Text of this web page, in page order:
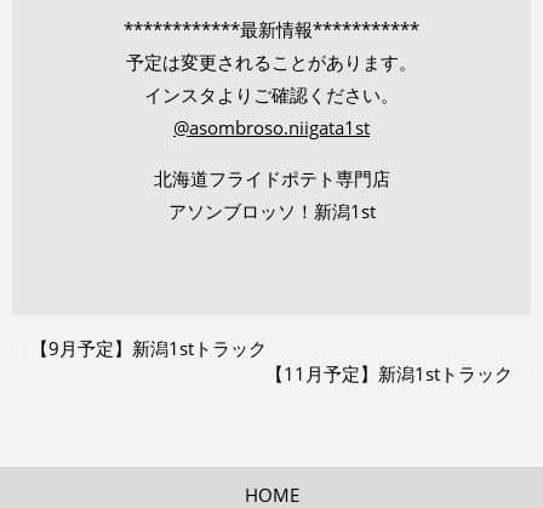
************最新情報***********
予定は変更されることがあります。
インスタよりご確認ください。
@asombroso.niigata1st
北海道フライドポテト専門店
アソンブロッソ！新潟1st
【9月予定】新潟1stトラック
【11月予定】新潟1stトラック
HOME